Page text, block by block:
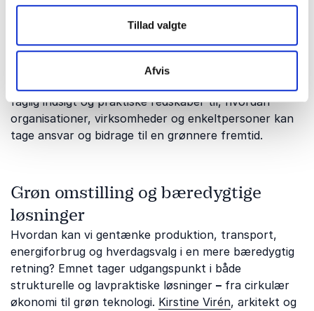
Tillad valgte
Afvis
foredrag om miljø?
Miljø dækker over en bred vifte af emner: grøn
omstilling, bæredygtig udvikling, cirkulær økonomi,
forbrug, energiforbrug, affaldssortering og
faglig indsigt og praktiske redskaber til, hvordan
organisationer, virksomheder og enkeltpersoner kan
tage ansvar og bidrage til en grønnere fremtid.
Grøn omstilling og bæredygtige
løsninger
Hvordan kan vi gentænke produktion, transport,
energiforbrug og hverdagsvalg i en mere bæredygtig
retning? Emnet tager udgangspunkt i både
strukturelle og lavpraktiske løsninger – fra cirkulær
økonomi til grøn teknologi. Kirstine Virén, arkitekt og